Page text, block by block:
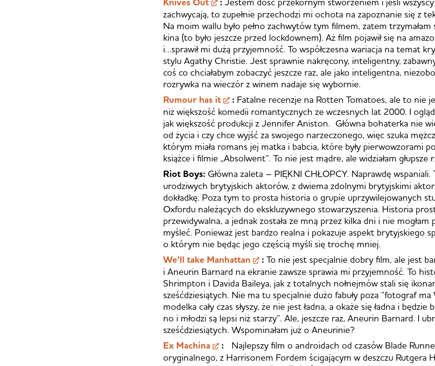
zachwycają, to zupełnie przechodzi mi ochota na zapoznanie się z
Na moim wallu było pełno zachwytów tym filmem, zatem trzymałam
kina (to było jeszcze przed lockdownem). Aż film pojawił się na
i…sprawił mi dużą przyjemność. To współczesna wariacja na temat
stylu Agathy Christie. Jest sprawnie nakręcony, inteligentny,
coś co chciałabym zobaczyć jeszcze raz, ale jako inteligentna,
rozrywka na wieczór z winem nadaje się wybornie.
Rumour has it : Fatalne recenzje na Rotten Tomatoes, ale to nie
niż większość komedii romantycznych ze wczesnych lat 2000. I
jak większość produkcji z Jennifer Aniston. Główna bohaterka nie
od życia i czy chce wyjść za swojego narzeczonego, więc szuka
którym miała romans jej matka i babcia, które były pierwowzorami
książce i filmie „Absolwent”. To nie jest mądre, ale widziałam głupsze
Riot Boys: Główna zaleta – PIĘKNI CHŁOPCY. Naprawdę wspaniali.
urodziwych brytyjskich aktorów, z dwiema zdolnymi brytyjskimi
dokładkę. Poza tym to prosta historia o grupie uprzywilejowanych
Oxfordu należących do ekskluzywnego stowarzyszenia. Historia
przewidywalna, a jednak została ze mną przez kilka dni i nie mogłam
myśleć. Ponieważ jest bardzo realna i pokazuje aspekt brytyjskiego
o którym nie będąc jego częścią myśli się trochę mniej.
We’ll take Manhattan : To nie jest specjalnie dobry film, ale jest
i Aneurin Barnard na ekranie zawsze sprawia mi przyjemność. To
Shrimpton i Davida Baileya, jak z totalnych nołnejmów stali się
sześćdziesiątych. Nie ma tu specjalnie dużo fabuły poza “fotograf ma
modelka cały czas słyszy, że nie jest ładna, a okaże się ładna i będzie
no i młodzi są lepsi niż starzy”. Ale, jeszcze raz, Aneurin Barnard. I
sześćdziesiątych. Wspominałam już o Aneurinie?
Ex Machina :
Najlepszy film o androidach od czasów Blade
oryginalnego, z Harrisonem Fordem ścigającym w deszczu Rutgera